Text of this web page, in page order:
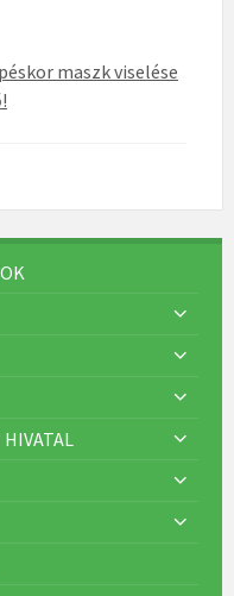
maszk viselése